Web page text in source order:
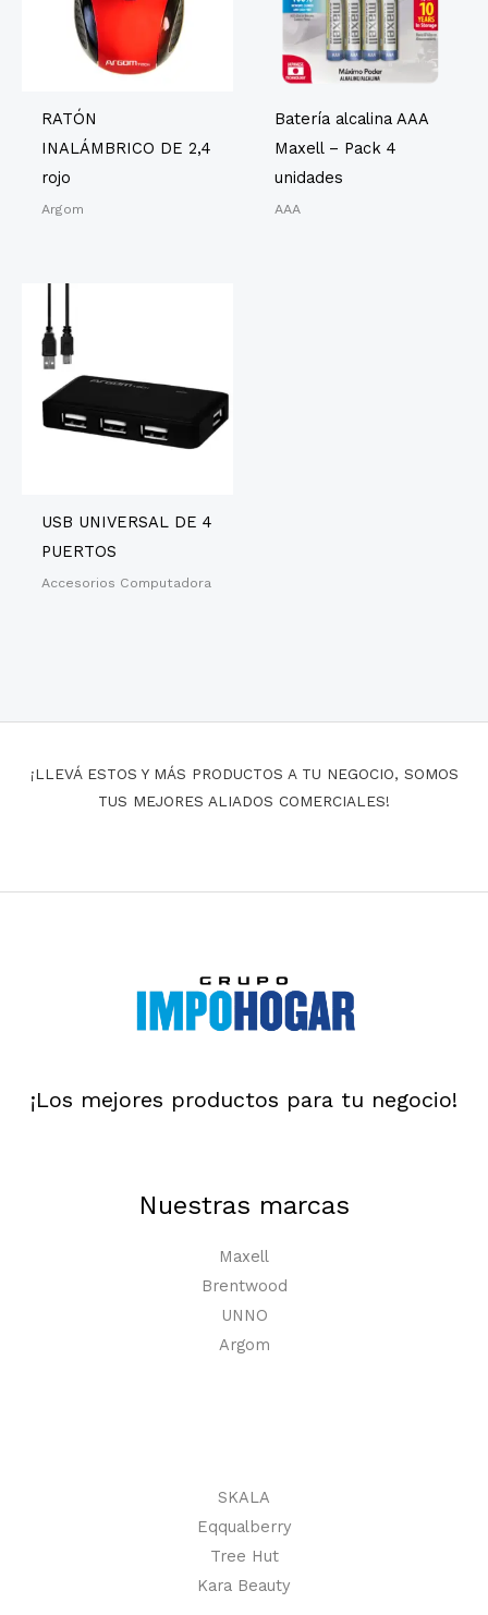
RATÓN
INALÁMBRICO DE 2,4
rojo
Argom
Batería alcalina AAA
Maxell – Pack 4
unidades
AAA
USB UNIVERSAL DE 4
PUERTOS
Accesorios Computadora
¡LLEVÁ ESTOS Y MÁS PRODUCTOS A TU NEGOCIO, SOMOS
TUS MEJORES ALIADOS COMERCIALES!
¡Los mejores productos para tu negocio!
Nuestras marcas
Maxell
Brentwood
UNNO
Argom
SKALA
Eqqualberry
Tree Hut
Kara Beauty